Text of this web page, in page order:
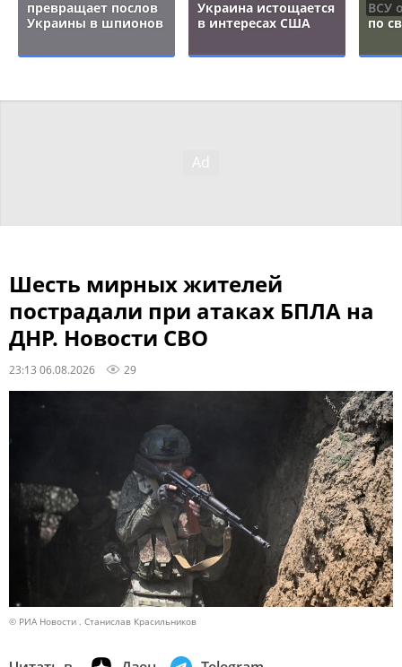
превращает послов
Украины в шпионов
Украина истощается
в интересах США
ВСУ
по
Шесть мирных жителей
пострадали при атаках БПЛА на
ДНР. Новости СВО
23:13 06.08.2026 29
© РИА Новости . Станислав Красильников